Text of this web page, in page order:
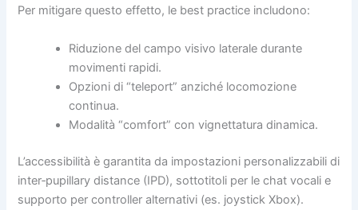
Per mitigare questo effetto, le best practice includono:
Riduzione del campo visivo laterale durante
movimenti rapidi.
Opzioni di “teleport” anziché locomozione
continua.
Modalità “comfort” con vignettatura dinamica.
L’accessibilità è garantita da impostazioni personalizzabili di
inter‑pupillary distance (IPD), sottotitoli per le chat vocali e
supporto per controller alternativi (es. joystick Xbox).